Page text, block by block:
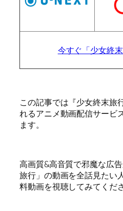
今すぐ「少女終
この記事では『少女終末旅
れるアニメ動画配信サービ
ます。
高画質&高音質で邪魔な広
旅行」の動画を全話見たい
料動画を視聴してみてくださ